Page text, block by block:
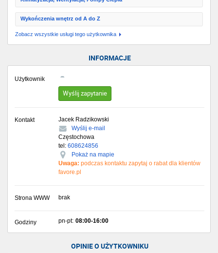
Wykończenia wnętrz od A do Z
Zobacz wszystkie usługi tego użytkownika
INFORMACJE
Użytkownik
Wyślij zapytanie
Kontakt
Jacek Radzikowski
Wyślij e-mail
Częstochowa
tel: 608624856
Pokaż na mapie
Uwaga: podczas kontaktu zapytaj o rabat dla klientów
favore.pl
Strona WWW brak
Godziny pn-pt: 08:00-16:00
OPINIE O UŻYTKOWNIKU